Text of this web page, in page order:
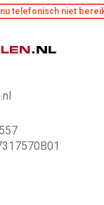
nu telefonisch niet